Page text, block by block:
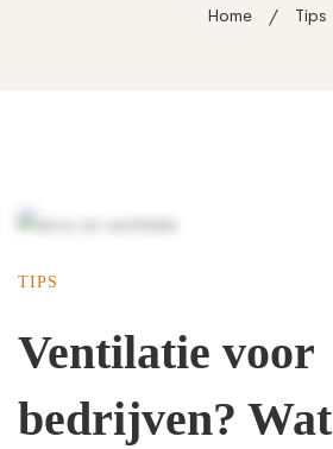
Home Tips
TIPS
Ventilatie voor
bedrijven? Wat